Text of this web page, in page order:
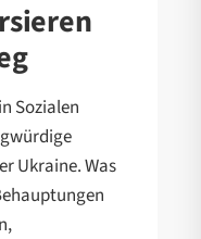
Sozialen
Ukraine. Was